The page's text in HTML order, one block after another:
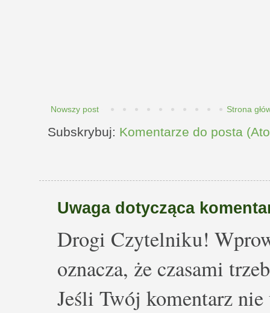
Nowszy post Strona
Subskrybuj: Komentarze do posta
Uwaga dotycząca
Drogi Czytelniku!
oznacza, że czasami
Jeśli Twój komentarz nie